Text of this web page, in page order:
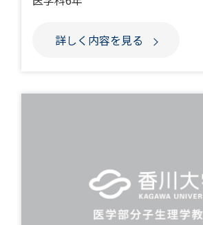
詳しく内容を見る